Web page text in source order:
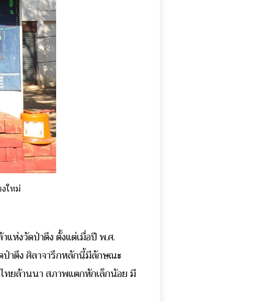
ใหม่
ห่งวัดป่าตึง ตั้งแต่เมื่อปี พ.ศ.
าตึงศิลาจารึกหลักนี้มีลักษณะ
ทยล้านนา สภาพแตกหักเล็กน้อย มี